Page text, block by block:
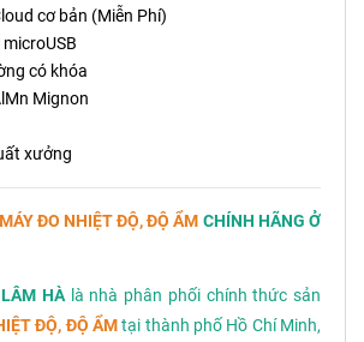
cơ bản (Miễn Phí)
có khóa
Mignon
xưởng
MÁY ĐO NHIỆT ĐỘ, ĐỘ ẨM CHÍNH HÃNG Ở
HÀlà nhà phân phối chính thức sản
ĐỘ, ĐỘ ẨMtại thành phố Hồ Chí Minh,